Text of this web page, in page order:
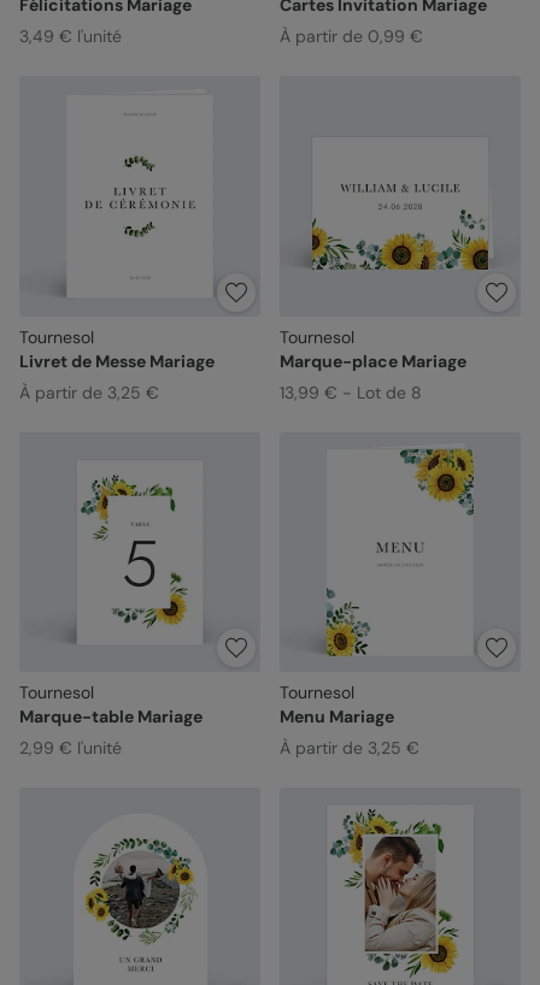
Félicitations Mariage
3,49 € l'unité
Cartes Invitation Mariage
À partir de 0,99 €
Tournesol
Livret de Messe Mariage
À partir de 3,25 €
Tournesol
Marque-place Mariage
13,99 € - Lot de 8
Tournesol
Marque-table Mariage
2,99 € l'unité
Tournesol
Menu Mariage
À partir de 3,25 €